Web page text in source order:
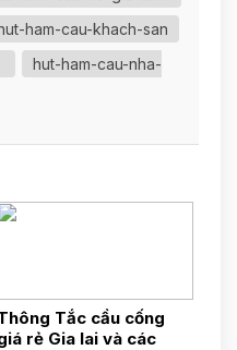
ham-cau-khach-san
hut-ham-cau-nha-
Tắc cầu cống
rẻ Gia lai và các